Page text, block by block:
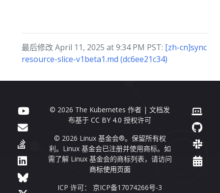
最后修改 April 11, 2025 at 9:34 PM PST: [zh-cn]sync
resource-slice-v1beta1.md (dc6ee21c34)
© 2026 The Kubernetes 作者 | 文档发
布基于CC BY 4.0 授权许可
© 2026 Linux 基金会®。保留所有权
利。Linux 基金会已注册并使用商标。如
需了解 Linux 基金会的商标列表，请访问
商标使用页面
ICP 许可： 京ICP备17074266号-3